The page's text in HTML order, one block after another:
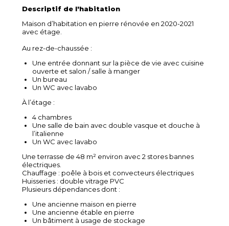
Descriptif de l'habitation
Maison d’habitation en pierre rénovée en 2020-2021
avec étage.
Au rez-de-chaussée :
Une entrée donnant sur la pièce de vie avec cuisine
ouverte et salon / salle à manger
Un bureau
Un WC avec lavabo
À l’étage :
4 chambres
Une salle de bain avec double vasque et douche à
l’italienne
Un WC avec lavabo
Une terrasse de 48 m² environ avec 2 stores bannes
électriques.
Chauffage : poêle à bois et convecteurs électriques
Huisseries : double vitrage PVC
Plusieurs dépendances dont :
Une ancienne maison en pierre
Une ancienne étable en pierre
Un bâtiment à usage de stockage